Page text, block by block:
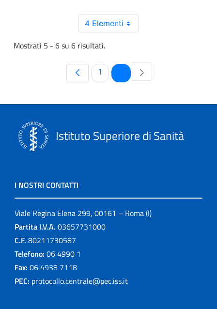
4 Elementi
Mostrati 5 - 6 su 6 risultati.
Pagina
1 Pagina
Istituto Superiore di Sanità
I NOSTRI CONTATTI
Viale Regina Elena 299, 00161 – Roma (I)
Partita I.V.A. 03657731000
C.F. 80211730587
Telefono: 06 4990 1
Fax: 06 4938 7118
PEC: protocollo.centrale@pec.iss.it